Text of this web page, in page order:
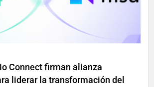
Connect firman alianza
liderar la transformación del